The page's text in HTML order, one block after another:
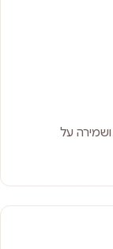
ושמירה על